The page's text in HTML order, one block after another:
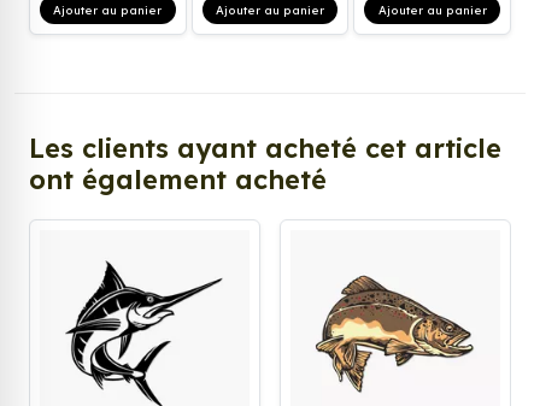
Ajouter au panier Ajouter au panier Ajouter au panier
Les clients ayant acheté cet article
ont également acheté